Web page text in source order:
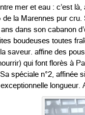
mer et eau : c’est
la Marennes pur
dans son cabanon
boudeuses toutes
saveur. affine des
qui font florès à
spéciale n°2,